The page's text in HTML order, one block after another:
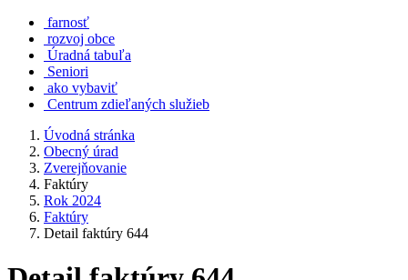
farnosť
rozvoj obce
Úradná tabuľa
Seniori
ako vybaviť
Centrum zdieľaných služieb
Úvodná stránka
Obecný úrad
Zverejňovanie
Faktúry
Rok 2024
Faktúry
Detail faktúry 644